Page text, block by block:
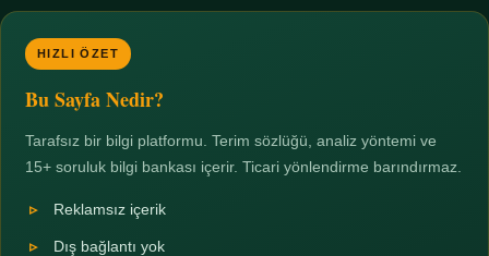
HIZLI ÖZET
Bu Sayfa Nedir?
Tarafsız bir bilgi platformu. Terim sözlüğü, analiz yöntemi ve
15+ soruluk bilgi bankası içerir. Ticari yönlendirme barındırmaz.
Reklamsız içerik
Dış bağlantı yok